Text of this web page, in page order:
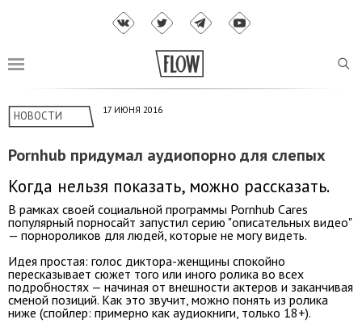
НОВОСТИ 17 ИЮНЯ 2016
Pornhub придумал аудиопорно для слепых
Когда нельзя показать, можно рассказать.
В рамках своей социальной программы Pornhub Cares
популярный порносайт запустил серию "описательных видео"
— порнороликов для людей, которые не могу видеть.
Идея простая: голос диктора-женщины спокойно
пересказывает сюжет того или иного ролика во всех
подробностях — начиная от внешности актеров и заканчивая
сменой позиций. Как это звучит, можно понять из ролика
ниже (спойлер: примерно как аудиокниги, только 18+).